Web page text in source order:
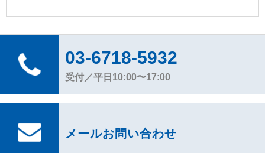
03-6718-5932
受付／平日10:00〜17:00
メールお問い合わせ